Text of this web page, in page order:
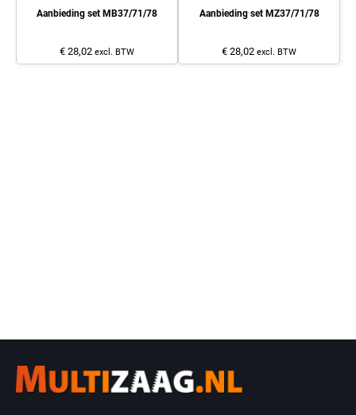
Aanbieding set MB37/71/78
€ 28,02 excl. BTW
Aanbieding set MZ37/71/78
€ 28,02 excl. BTW